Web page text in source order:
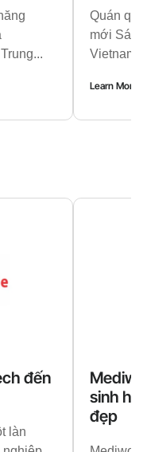
Quán
mới
Vietnam
Learn More
đến
làn
sinh
đẹp